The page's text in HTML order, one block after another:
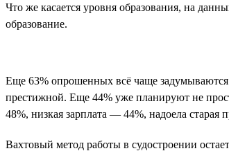
Что же касается уровня образования, на
образование.
Еще 63% опрошенных всё чаще задумываются
престижной. Еще 44% уже планируют не
48%, низкая зарплата — 44%, надоела старая
Вахтовый метод работы в судостроении